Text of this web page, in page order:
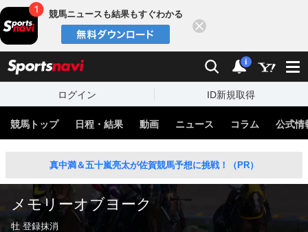
競馬ニュースも結果もすぐわかる
検索 通知
i
ログイン ID新規取得
競馬トップ 日程・結果 動画 ニュース コラム 公式情
真中満＆五十嵐亮太が佐賀競馬予想に挑戦！（PR）
メモリーオブヨーク
牡 登録抹消